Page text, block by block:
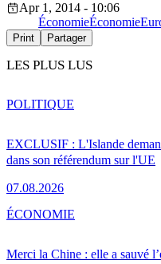
Apr 1, 2014 - 10:06
ÉconomieÉconomie
Print Partager
LES PLUS LUS
EXCLUSIF : L'Islande
dans son référendum sur l'UE
07.08.2026
POLITIQUE
Merci la Chine : elle a sauvé
ÉCONOMIE